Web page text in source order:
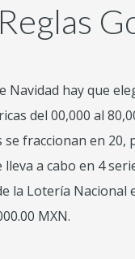
Reglas
Navidad hay que
del 00,000 al
se fraccionan en
a cabo en 4
la Lotería
MXN.